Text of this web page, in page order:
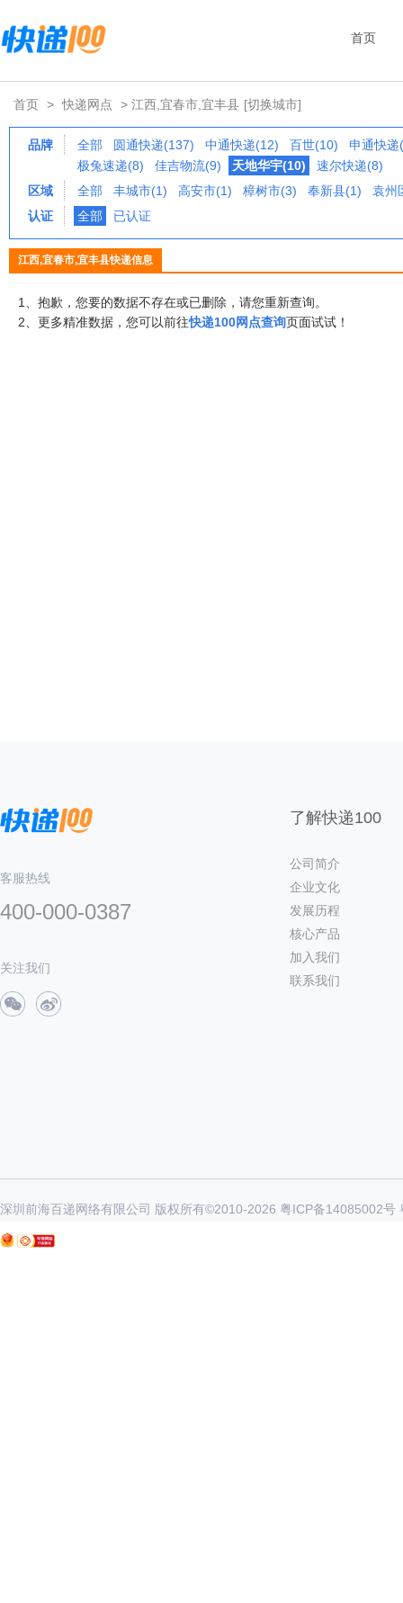
首页
首页 > 快递网点 > 江西,宜春市,宜丰县 [切换城市]
品牌 全部 圆通快递(137) 中通快递(12) 百世(10)
申通快递
极兔速递(8)
佳吉物流(9) 天地华宇(10)
速尔快递(8)
区域
全部 丰城市(1) 高安市(1) 樟树市(3) 奉新县(1)
袁州
认证
全部 已认证
江西,宜春市,宜丰县快递信息
1、抱歉，您要的数据不存在或已删除，请您重新查询。
2、更多精准数据，您可以前往快递100网点查询页面试试！
客服热线
400-000-0387
关注我们
了解快递100
公司简介
企业文化
发展历程
核心产品
加入我们
联系我们
深圳前海百递网络有限公司 版权所有©2010-2026 粤ICP备14085002号